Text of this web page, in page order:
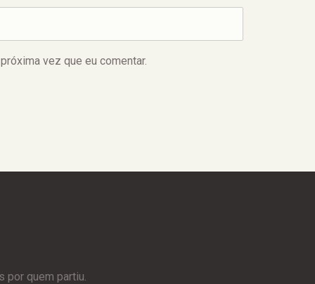
vez que eu comentar.
por quem partiu.